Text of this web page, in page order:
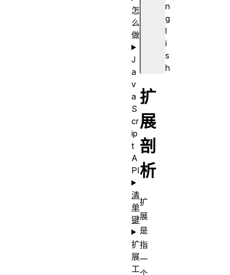
n
g
l
i
s
h
扩
展
剖
析
扩
展
是
指
一
怎
么
做
J
a
v
a
S
cr
ip
t
A
PI
清
单
键
扩
展
工